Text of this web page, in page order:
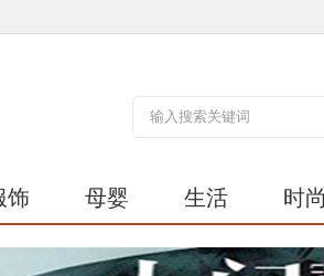
饰 母婴 生活 时尚